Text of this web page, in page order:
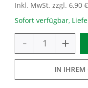
Inkl. MwSt. zzgl. 6,90 €
Sofort verfügbar,
- +
IN IHREM